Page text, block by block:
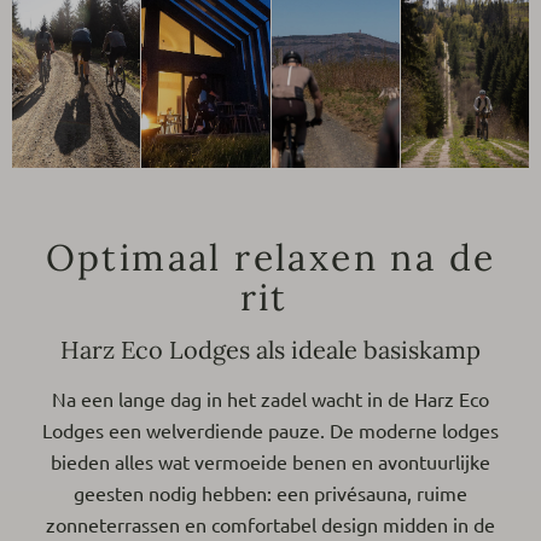
Optimaal relaxen na de
rit
Harz Eco Lodges als ideale basiskamp
Na een lange dag in het zadel wacht in de Harz Eco
Lodges een welverdiende pauze. De moderne lodges
bieden alles wat vermoeide benen en avontuurlijke
geesten nodig hebben: een privésauna, ruime
zonneterrassen en comfortabel design midden in de